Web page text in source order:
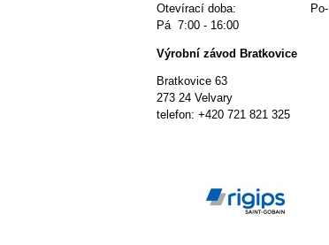
Otevírací doba: Po-
Pá 7:00 - 16:00
Výrobní závod Bratkovice
Bratkovice 63
273 24 Velvary
telefon: +420 721 821 325